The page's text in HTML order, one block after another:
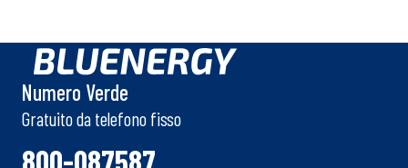
Numero Verde
Gratuito da telefono fisso
800-087587